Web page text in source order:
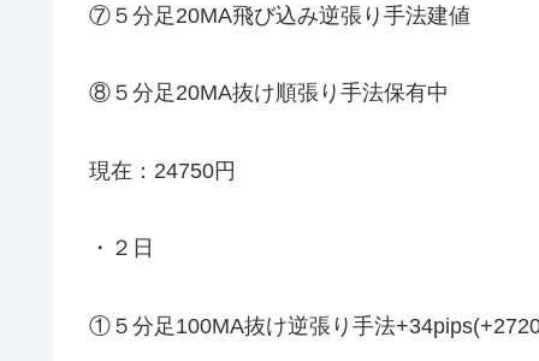
⑦５分足20MA飛び込み逆張り手法建値
⑧５分足20MA抜け順張り手法保有中
現在：24750円
・２日
①５分足100MA抜け逆張り手法+34pips(+2720